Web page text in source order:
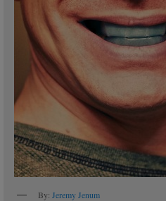
By: Jeremy Jenum